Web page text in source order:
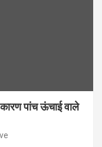
कारण पांच ऊंचाई वाले